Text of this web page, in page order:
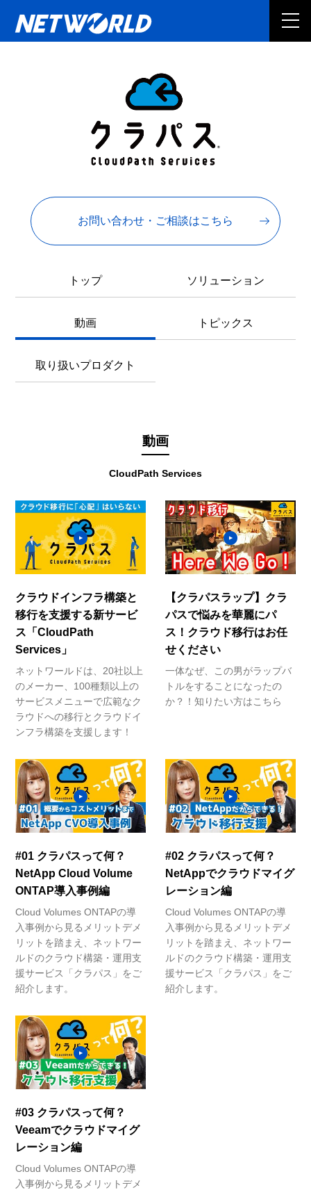
お問い合わせ・ご相談はこちら
トップ ソリューション
動画 トピックス
取り扱いプロダクト
CloudPath Services
動画
クラウドインフラ構築と
移行を支援する新サービ
ス「CloudPath
Services」
ネットワールドは、20社以上
のメーカー、100種類以上の
サービスメニューで広範なク
ラウドへの移行とクラウドイ
ンフラ構築を支援します！
【クラパスラップ】クラ
パスで悩みを華麗にパ
ス！クラウド移行はお任
せください
一体なぜ、この男がラップバ
トルをすることになったの
か？！知りたい方はこちら
#01 クラパスって何？
NetApp Cloud Volume
ONTAP導入事例編
Cloud Volumes ONTAPの導
入事例から見るメリットデメ
リットを踏まえ、ネットワー
ルドのクラウド構築・運用支
援サービス「クラパス」をご
紹介します。
#02 クラパスって何？
NetAppでクラウドマイグ
レーション編
Cloud Volumes ONTAPの導
入事例から見るメリットデメ
リットを踏まえ、ネットワー
ルドのクラウド構築・運用支
援サービス「クラパス」をご
紹介します。
#03 クラパスって何？
Veeamでクラウドマイグ
レーション編
Cloud Volumes ONTAPの導
入事例から見るメリットデメ